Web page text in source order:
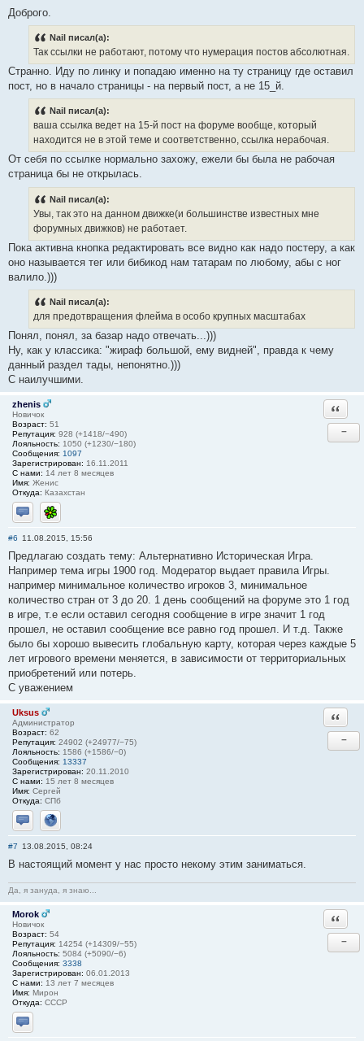
Доброго.
Nail писал(а):
Так ссылки не работают, потому что нумерация постов абсолютная.
Странно. Иду по линку и попадаю именно на ту страницу где оставил
пост, но в начало страницы - на первый пост, а не 15_й.
Nail писал(а):
ваша ссылка ведет на 15-й пост на форуме вообще, который
находится не в этой теме и соответственно, ссылка нерабочая.
От себя по ссылке нормально захожу, ежели бы была не рабочая
страница бы не открылась.
Nail писал(а):
Увы, так это на данном движке(и большинстве известных мне
форумных движков) не работает.
Пока активна кнопка редактировать все видно как надо постеру, а как
оно называется тег или бибикод нам татарам по любому, абы с ног
валило.)))
Nail писал(а):
для предотвращения флейма в особо крупных масштабах
Понял, понял, за базар надо отвечать...)))
Ну, как у классика: "жираф большой, ему видней", правда к чему
данный раздел тады, непонятно.)))
С наилучшими.
zhenis
Новичок
Возраст: 51
Репутация: 928 (+1418/−490)
Лояльность: 1050 (+1230/−180)
Сообщения: 1097
Зарегистрирован: 16.11.2011
С нами: 14 лет 8 месяцев
Имя: Женис
Откуда: Казахстан
Отправить личное сообщение
ICQ
−
#6 11.08.2015, 15:56
Предлагаю создать тему: Альтернативно Историческая Игра.
Например тема игры 1900 год. Модератор выдает правила Игры.
например минимальное количество игроков 3, минимальное
количество стран от 3 до 20. 1 день сообщений на форуме это 1 год
в игре, т.е если оставил сегодня сообщение в игре значит 1 год
прошел, не оставил сообщение все равно год прошел. И т.д. Также
было бы хорошо вывесить глобальную карту, которая через каждые 5
лет игрового времени меняется, в зависимости от территориальных
приобретений или потерь.
С уважением
Uksus
Администратор
Возраст: 62
Репутация: 24902 (+24977/−75)
Лояльность: 1586 (+1586/−0)
Сообщения: 13337
Зарегистрирован: 20.11.2010
С нами: 15 лет 8 месяцев
Имя: Сергей
Откуда: СПб
Отправить личное сообщение
Сайт
−
#7 13.08.2015, 08:24
В настоящий момент у нас просто некому этим заниматься.
Да, я зануда, я знаю...
Morok
Новичок
Возраст: 54
Репутация: 14254 (+14309/−55)
Лояльность: 5084 (+5090/−6)
Сообщения: 3338
Зарегистрирован: 06.01.2013
С нами: 13 лет 7 месяцев
Имя: Мирон
Откуда: СССР
Отправить личное сообщение
−